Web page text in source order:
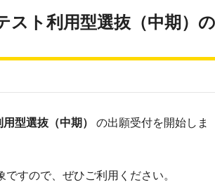
スト利用型選抜（中期）の
型選抜（中期）
の出願受付を開始しま
すので、ぜひご利用ください。